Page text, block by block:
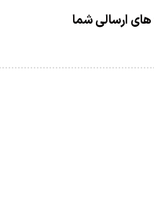
های ارسالی شما